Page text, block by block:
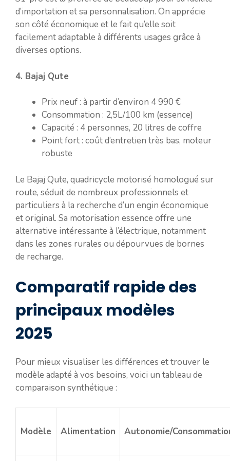
d’importation et sa personnalisation. On apprécie
son côté économique et le fait qu’elle soit
facilement adaptable à différents usages grâce à
diverses options.
4. Bajaj Qute
Prix neuf : à partir d’environ 4 990 €
Consommation : 2,5L/100 km (essence)
Capacité : 4 personnes, 20 litres de coffre
Point fort : coût d’entretien très bas, moteur
robuste
Le Bajaj Qute, quadricycle motorisé homologué sur
route, séduit de nombreux professionnels et
particuliers à la recherche d’un engin économique
et original. Sa motorisation essence offre une
alternative intéressante à l’électrique, notamment
dans les zones rurales ou dépourvues de bornes
de recharge.
Comparatif rapide des
principaux modèles
2025
Pour mieux visualiser les différences et trouver le
modèle adapté à vos besoins, voici un tableau de
comparaison synthétique :
Modèle Alimentation Autonomie/